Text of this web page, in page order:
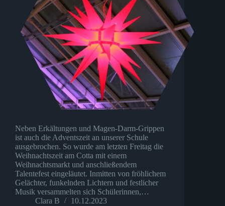
Neben Erkältungen und Magen-Darm-Grippen
ist auch die Adventszeit an unserer Schule
ausgebrochen. So wurde am letzten Freitag die
Weihnachtszeit am Cotta mit einem
Weihnachtsmarkt und anschließendem
Talentefest eingeläutet. Inmitten von fröhlichem
Gelächter, funkelnden Lichtern und festlicher
Musik versammelten sich Schülerinnen,…
Clara B
10.12.2023